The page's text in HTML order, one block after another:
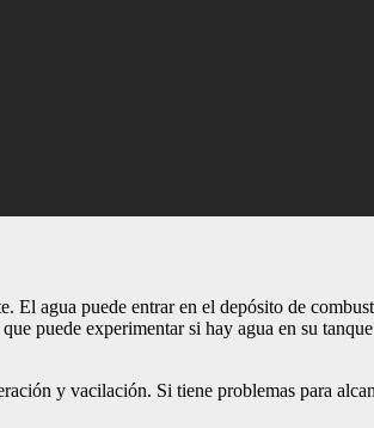
agua puede entrar en el depósito de
puede experimentar si hay agua en su
y vacilación. Si tiene problemas para